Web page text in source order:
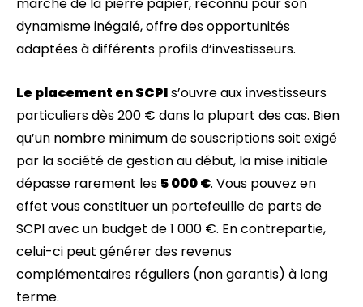
dynamisme inégalé, offre des opportunités
adaptées à différents profils d’investisseurs.
Le placement en SCPIs’ouvre aux investisseurs
particuliers dès 200 € dans la plupart des cas. Bien
qu’un nombre minimum de souscriptions soit exigé
par la société de gestion au début, la mise initiale
dépasse rarement les 5 000 €. Vous pouvez en
effet vous constituer un portefeuille de parts de
SCPI avec un budget de 1 000 €. En contrepartie,
celui-ci peut générer des revenus
complémentaires réguliers (non garantis) à long
terme.